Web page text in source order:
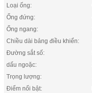
Loại ống:
Ống đứng:
Ống ngang:
Chiều dài bảng điều khiển:
Đường sắt số:
dấu ngoặc:
Trọng lượng:
Điểm nổi bật: